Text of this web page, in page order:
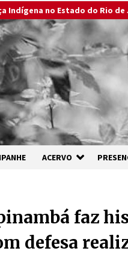
Indígena no Estado do Rio de
ACERVO
faz
defesa